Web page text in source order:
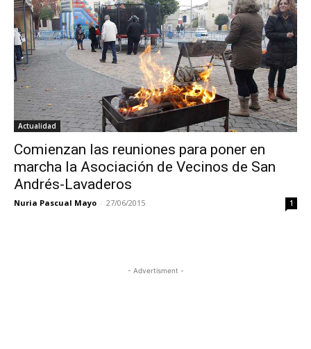
Actualidad
Comienzan las reuniones para poner en
marcha la Asociación de Vecinos de San
Andrés-Lavaderos
Nuria Pascual Mayo - 27/06/2015 1
- Advertisment -